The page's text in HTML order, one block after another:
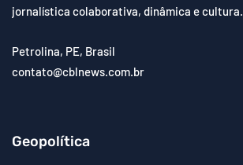
jornalística colaborativa, dinâmica e cultura.
Petrolina, PE, Brasil
contato@cblnews.com.br
Geopolítica